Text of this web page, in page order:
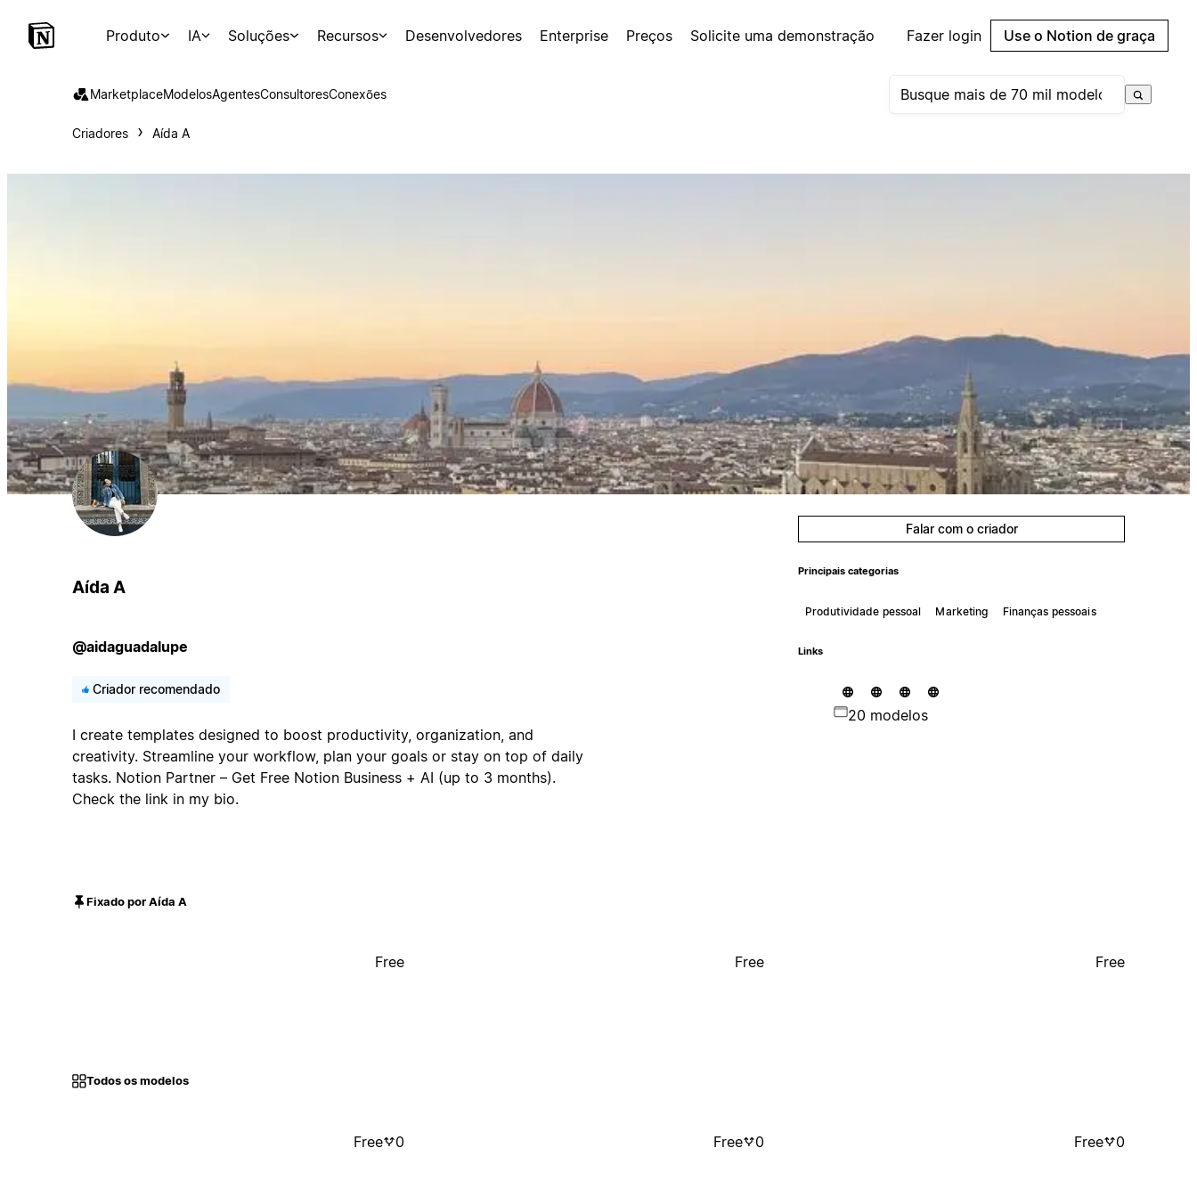
Produto IA Soluções Recursos Desenvolvedores Enterprise Preços Solicite uma demonstração Fazer login Use o Notion de graça
MarketplaceModelosAgentesConsultoresConexões
Criadores Aída A
Aída A
@aidaguadalupe
Criador recomendado
I create templates designed to boost productivity, organization, and
creativity. Streamline your workflow, plan your goals or stay on top of daily
tasks. Notion Partner – Get Free Notion Business + AI (up to 3 months).
Check the link in my bio.
Falar com o criador
Principais categorias
Produtividade pessoal Marketing Finanças pessoais
Links
20 modelos
Fixado por Aída A
Free Free Free
Todos os modelos
Free 0 Free 0 Free 0